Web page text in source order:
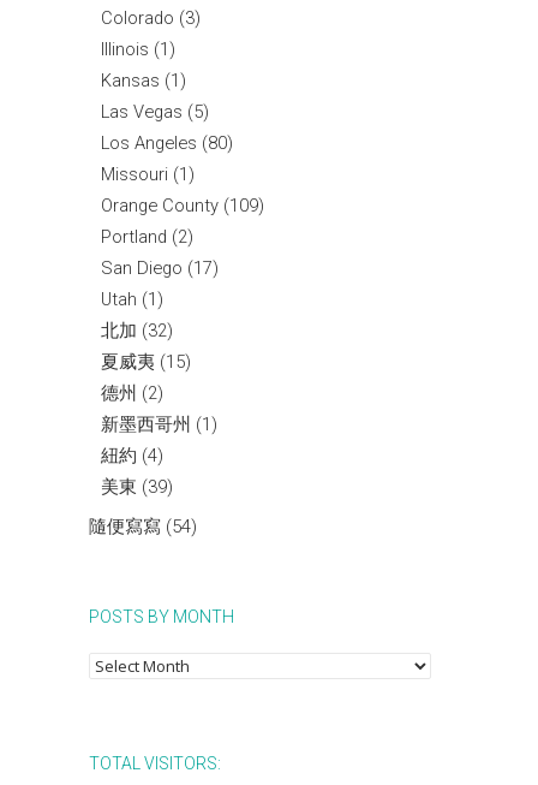
Colorado (3)
Illinois (1)
Kansas (1)
Las Vegas (5)
Los Angeles (80)
Missouri (1)
Orange County (109)
Portland (2)
San Diego (17)
Utah (1)
北加 (32)
夏威夷 (15)
德州 (2)
新墨西哥州 (1)
紐約 (4)
美東 (39)
隨便寫寫 (54)
POSTS BY MONTH
Posts
TOTAL VISITORS: